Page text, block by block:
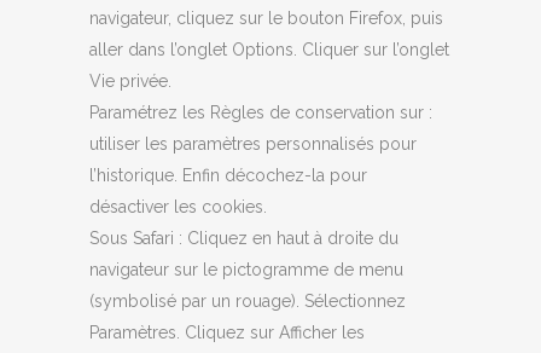
navigateur, cliquez sur le bouton Firefox, puis
aller dans l’onglet Options. Cliquer sur l’onglet
Vie privée.
Paramétrez les Règles de conservation sur :
utiliser les paramètres personnalisés pour
l’historique. Enfin décochez-la pour
désactiver les cookies.
Sous Safari : Cliquez en haut à droite du
navigateur sur le pictogramme de menu
(symbolisé par un rouage). Sélectionnez
Paramètres. Cliquez sur Afficher les